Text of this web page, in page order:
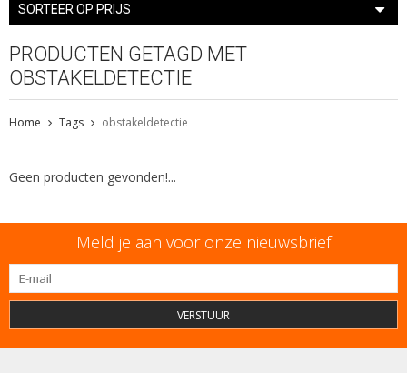
SORTEER OP PRIJS
PRODUCTEN GETAGD MET
OBSTAKELDETECTIE
Home Tags obstakeldetectie
Geen producten gevonden!...
Meld je aan voor onze nieuwsbrief
VERSTUUR